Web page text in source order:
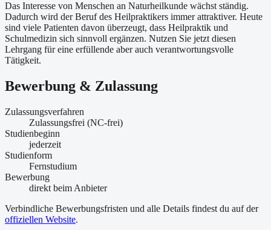
Das Interesse von Menschen an Naturheilkunde wächst ständig.
Dadurch wird der Beruf des Heilpraktikers immer attraktiver. Heute
sind viele Patienten davon überzeugt, dass Heilpraktik und
Schulmedizin sich sinnvoll ergänzen. Nutzen Sie jetzt diesen
Lehrgang für eine erfüllende aber auch verantwortungsvolle
Tätigkeit.
Bewerbung & Zulassung
Zulassungsverfahren
Zulassungsfrei (NC-frei)
Studienbeginn
jederzeit
Studienform
Fernstudium
Bewerbung
direkt beim Anbieter
Verbindliche Bewerbungsfristen und alle Details findest du auf der
offiziellen Website.